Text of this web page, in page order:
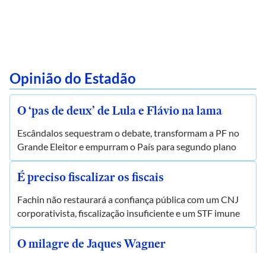
Opinião do Estadão
O ‘pas de deux’ de Lula e Flávio na lama
Escândalos sequestram o debate, transformam a PF no
Grande Eleitor e empurram o País para segundo plano
É preciso fiscalizar os fiscais
Fachin não restaurará a confiança pública com um CNJ
corporativista, fiscalização insuficiente e um STF imune
O milagre de Jaques Wagner